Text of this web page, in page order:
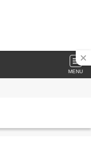
MENU